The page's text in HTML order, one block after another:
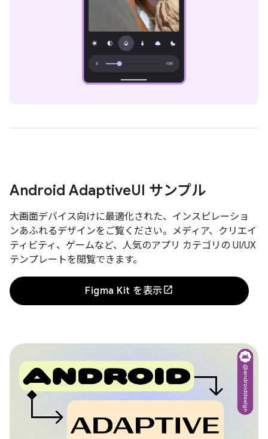
Android AdaptiveUI サンプル
大画面デバイス向けに最適化された、インスピレーショ
ンあふれるデザインをご覧ください。メディア、クリエイ
ティビティ、ゲームなど、人気のアプリ カテゴリの UI/UX
テンプレートを閲覧できます。
Figma Kit を表示